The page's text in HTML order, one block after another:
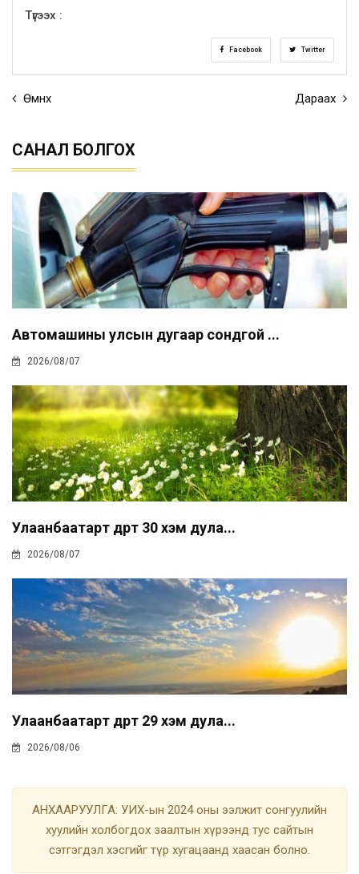
Түгээх :
Facebook Twitter
Өмнөх Дараах
САНАЛ БОЛГОХ
Автомашины улсын дугаар сондгой ...
2026/08/07
Улаанбаатарт өдөртөө 30 хэм дула...
2026/08/07
Улаанбаатарт өдөртөө 29 хэм дула...
2026/08/06
АНХААРУУЛГА: УИХ-ын 2024 оны ээлжит сонгуулийн
хуулийн холбогдох заалтын хүрээнд тус сайтын
сэтгэгдэл хэсгийг түр хугацаанд хаасан болно.